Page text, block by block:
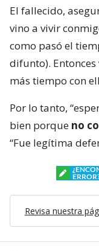
El fallecido,
vino a vivir
como pasó el
difunto). Entonces
más tiempo con
Por lo tanto,
bien porque no
“Fue legítima
Revisa nuestra